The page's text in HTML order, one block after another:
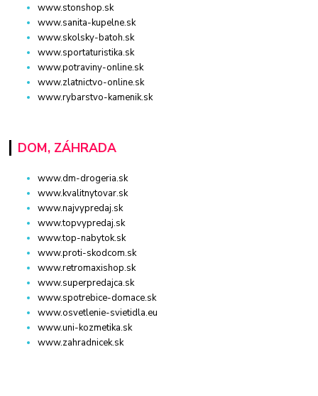
www.stonshop.sk
www.sanita-kupelne.sk
www.skolsky-batoh.sk
www.sportaturistika.sk
www.potraviny-online.sk
www.zlatnictvo-online.sk
www.rybarstvo-kamenik.sk
DOM, ZÁHRADA
www.dm-drogeria.sk
www.kvalitnytovar.sk
www.najvypredaj.sk
www.topvypredaj.sk
www.top-nabytok.sk
www.proti-skodcom.sk
www.retromaxishop.sk
www.superpredajca.sk
www.spotrebice-domace.sk
www.osvetlenie-svietidla.eu
www.uni-kozmetika.sk
www.zahradnicek.sk